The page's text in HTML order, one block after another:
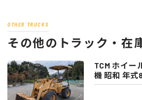
OTHER TRUCKS
その他のトラック・在
TCM ホイー
機 昭和 年式